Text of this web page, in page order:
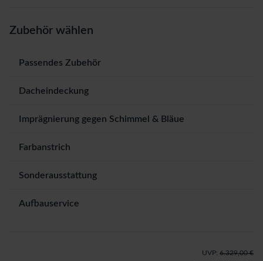
Zubehör wählen
Passendes Zubehör
Dacheindeckung
Imprägnierung gegen Schimmel & Bläue
Farbanstrich
Sonderausstattung
Aufbauservice
UVP: 6.329,00 €